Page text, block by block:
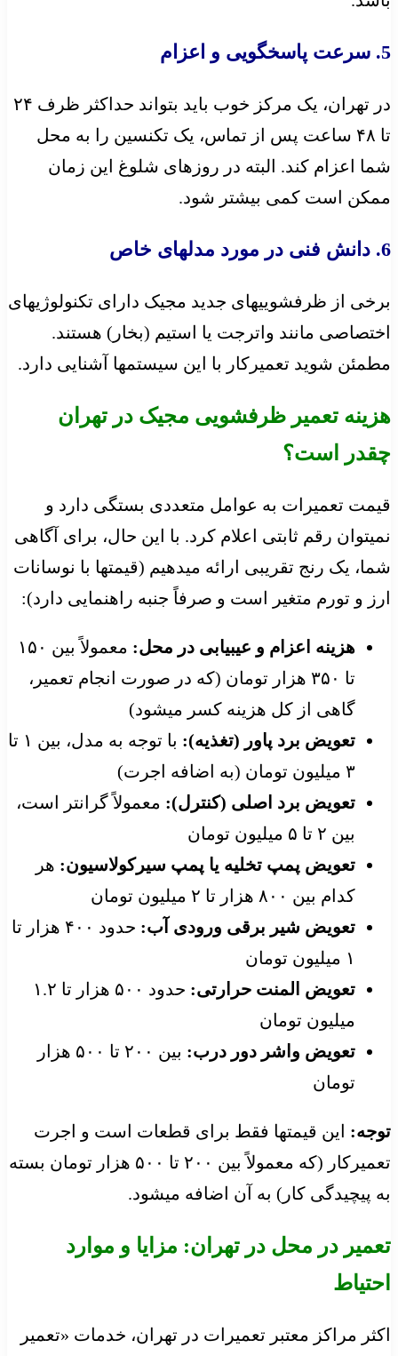
5. سرعت پاسخگویی و اعزام
در تهران، یک مرکز خوب باید بتواند حداکثر ظرف ۲۴
تا ۴۸ ساعت پس از تماس، یک تکنسین را به محل
شما اعزام کند. البته در روزهای شلوغ این زمان
ممکن است کمی بیشتر شود.
6. دانش فنی در مورد مدلهای خاص
برخی از ظرفشوییهای جدید مجیک دارای تکنولوژیهای
اختصاصی مانند واترجت یا استیم (بخار) هستند.
مطمئن شوید تعمیرکار با این سیستمها آشنایی دارد.
هزینه تعمیر ظرفشویی مجیک در تهران
چقدر است؟
قیمت تعمیرات به عوامل متعددی بستگی دارد و
نمیتوان رقم ثابتی اعلام کرد. با این حال، برای آگاهی
شما، یک رنج تقریبی ارائه میدهیم (قیمتها با نوسانات
ارز و تورم متغیر است و صرفاً جنبه راهنمایی دارد):
هزینه اعزام و عیبیابی در محل:
معمولاً بین ۱۵۰
تا ۳۵۰ هزار تومان (که در صورت انجام تعمیر،
گاهی از کل هزینه کسر میشود)
تعویض برد پاور (تغذیه):
با توجه به مدل، بین ۱ تا
۳ میلیون تومان (به اضافه اجرت)
تعویض برد اصلی (کنترل): معمولاً گرانتر است،
بین ۲ تا ۵ میلیون تومان
تعویض پمپ تخلیه یا پمپ سیرکولاسیون: هر
کدام بین ۸۰۰ هزار تا ۲ میلیون تومان
تعویض شیر برقی ورودی آب:
حدود ۴۰۰ هزار تا
۱ میلیون تومان
تعویض المنت حرارتی:
حدود ۵۰۰ هزار تا ۱.۲
میلیون تومان
تعویض واشر دور درب:
بین ۲۰۰ تا ۵۰۰ هزار
تومان
توجه: این قیمتها فقط برای قطعات است و اجرت
تعمیرکار (که معمولاً بین ۲۰۰ تا ۵۰۰ هزار تومان بسته
به پیچیدگی کار) به آن اضافه میشود.
تعمیر در محل در تهران: مزایا و موارد
احتیاط
اکثر مراکز معتبر تعمیرات در تهران، خدمات «تعمیر